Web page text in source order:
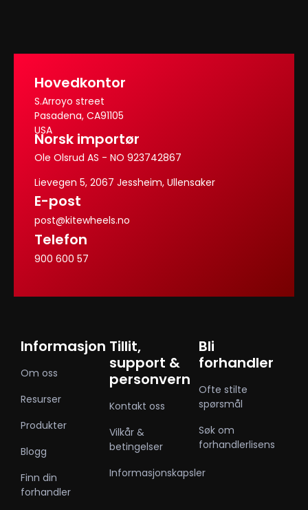
Hovedkontor
S.Arroyo street
Pasadena, CA91105
USA
Norsk importør
Ole Olsrud AS - NO 923742867
Lievegen 5, 2067 Jessheim, Ullensaker
E-post
post@kitewheels.no
Telefon
900 600 57
Informasjon
Om oss
Resurser
Produkter
Blogg
Finn din
forhandler
Tillit,
support &
personvern
Kontakt oss
Vilkår &
betingelser
Informasjonskapsler
Bli
forhandler
Ofte stilte
spørsmål
Søk om
forhandlerlisens